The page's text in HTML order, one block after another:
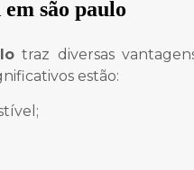
são paulo
traz diversas
estão: